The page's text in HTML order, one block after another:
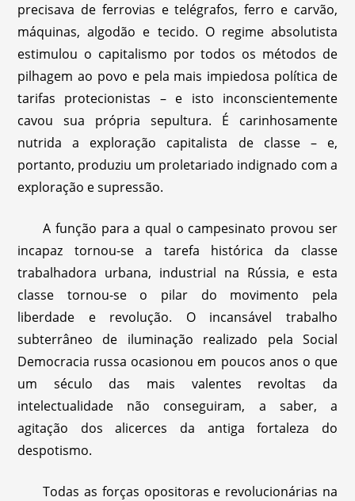
precisava de ferrovias e telégrafos, ferro e carvão,
máquinas, algodão e tecido. O regime absolutista
estimulou o capitalismo por todos os métodos de
pilhagem ao povo e pela mais impiedosa política de
tarifas protecionistas – e isto inconscientemente
cavou sua própria sepultura. É carinhosamente
nutrida a exploração capitalista de classe – e,
portanto, produziu um proletariado indignado com a
exploração e supressão.
A função para a qual o campesinato provou ser
incapaz tornou-se a tarefa histórica da classe
trabalhadora urbana, industrial na Rússia, e esta
classe tornou-se o pilar do movimento pela
liberdade e revolução. O incansável trabalho
subterrâneo de iluminação realizado pela Social
Democracia russa ocasionou em poucos anos o que
um século das mais valentes revoltas da
intelectualidade não conseguiram, a saber, a
agitação dos alicerces da antiga fortaleza do
despotismo.
Todas as forças opositoras e revolucionárias na